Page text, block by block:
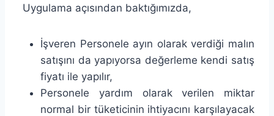
Uygulama açısından baktığımızda,
İşveren Personele ayın olarak verdiği malın
satışını da yapıyorsa değerleme kendi satış
fiyatı ile yapılır,
Personele yardım olarak verilen miktar
normal bir tüketicinin ihtiyacını karşılayacak